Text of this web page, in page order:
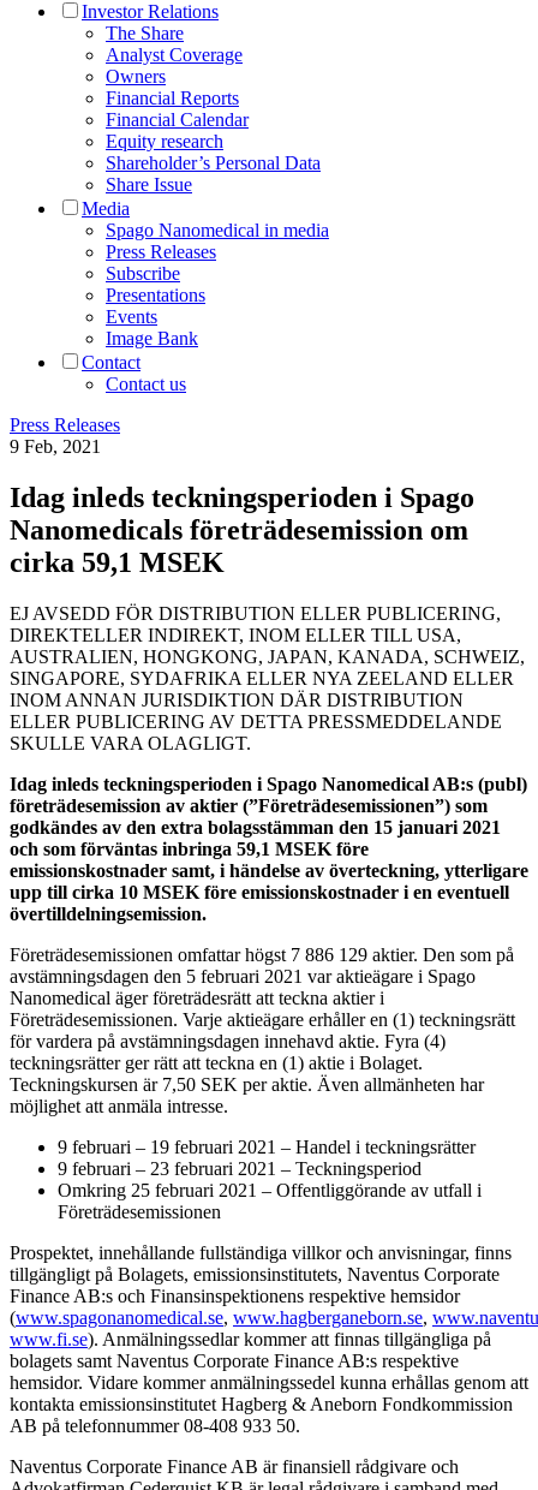
Investor Relations
The Share
Analyst Coverage
Owners
Financial Reports
Financial Calendar
Equity research
Shareholder’s Personal Data
Share Issue
Media
Spago Nanomedical in media
Press Releases
Subscribe
Presentations
Events
Image Bank
Contact
Contact us
Press Releases
9 Feb, 2021
Idag inleds teckningsperioden i Spago
Nanomedicals företrädesemission om
cirka 59,1 MSEK
EJ AVSEDD FÖR DISTRIBUTION ELLER PUBLICERING,
DIREKTELLER INDIREKT, INOM ELLER TILL USA,
AUSTRALIEN, HONGKONG, JAPAN, KANADA, SCHWEIZ,
SINGAPORE, SYDAFRIKA ELLER NYA ZEELAND ELLER
INOM ANNAN JURISDIKTION DÄR DISTRIBUTION
ELLER PUBLICERING AV DETTA PRESSMEDDELANDE
SKULLE VARA OLAGLIGT.
Idag inleds teckningsperioden i Spago Nanomedical AB:s (publ)
företrädesemission av aktier (”Företrädesemissionen”) som
godkändes av den extra bolagsstämman den 15 januari 2021
och som förväntas inbringa 59,1 MSEK före
emissionskostnader samt, i händelse av överteckning, ytterligare
upp till cirka 10 MSEK före emissionskostnader i en eventuell
övertilldelningsemission.
Företrädesemissionen omfattar högst 7 886 129 aktier. Den som på
avstämningsdagen den 5 februari 2021 var aktieägare i Spago
Nanomedical äger företrädesrätt att teckna aktier i
Företrädesemissionen. Varje aktieägare erhåller en (1) teckningsrätt
för vardera på avstämningsdagen innehavd aktie. Fyra (4)
teckningsrätter ger rätt att teckna en (1) aktie i Bolaget.
Teckningskursen är 7,50 SEK per aktie. Även allmänheten har
möjlighet att anmäla intresse.
9 februari – 19 februari 2021 – Handel i teckningsrätter
9 februari – 23 februari 2021 – Teckningsperiod
Omkring 25 februari 2021 – Offentliggörande av utfall i
Företrädesemissionen
Prospektet, innehållande fullständiga villkor och anvisningar, finns
tillgängligt på Bolagets, emissionsinstitutets, Naventus Corporate
Finance AB:s och Finansinspektionens respektive hemsidor
(www.spagonanomedical.se, www.hagberganeborn.se,
www.fi.se). Anmälningssedlar kommer att finnas tillgängliga på
bolagets samt Naventus Corporate Finance AB:s respektive
hemsidor. Vidare kommer anmälningssedel kunna erhållas genom att
kontakta emissionsinstitutet Hagberg & Aneborn Fondkommission
AB på telefonnummer 08-408 933 50.
Naventus Corporate Finance AB är finansiell rådgivare och